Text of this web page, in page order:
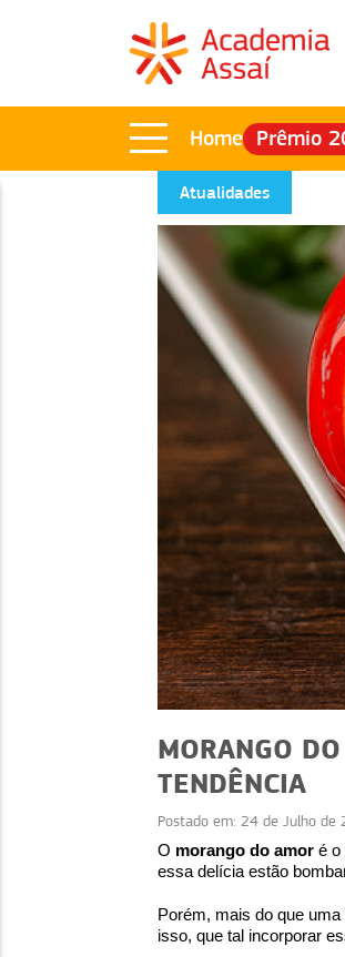
Home Prêmio
Atualidades
MORANGO
TENDÊNCIA
Postado em: 24 de Julho de
O morango do amor é o
essa delícia estão
Porém, mais do que
isso, que tal incorporar
CNPJ